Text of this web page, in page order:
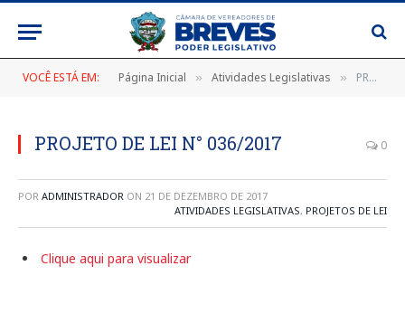
VOCÊ ESTÁ EM: Página Inicial » Atividades Legislativas » PROJETO DE LEI N° 036/2017
PROJETO DE LEI N° 036/2017 0
POR ADMINISTRADOR ON 21 DE DEZEMBRO DE 2017
ATIVIDADES LEGISLATIVAS, PROJETOS DE LEI
Clique aqui para visualizar